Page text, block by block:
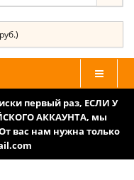
первый раз, ЕСЛИ У
АККАУНТА, мы
вас нам нужна только